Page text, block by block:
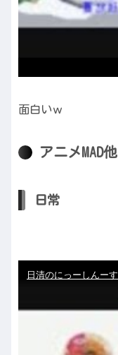
面白いｗ
アニメMAD他
日常